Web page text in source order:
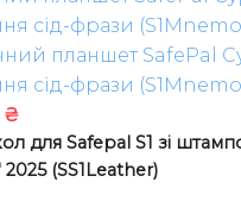
планшет SafePal
сід-фрази
₴Поточна
ціна:
2339 ₴.
для Safepal S1 зі
(SS1Leather)